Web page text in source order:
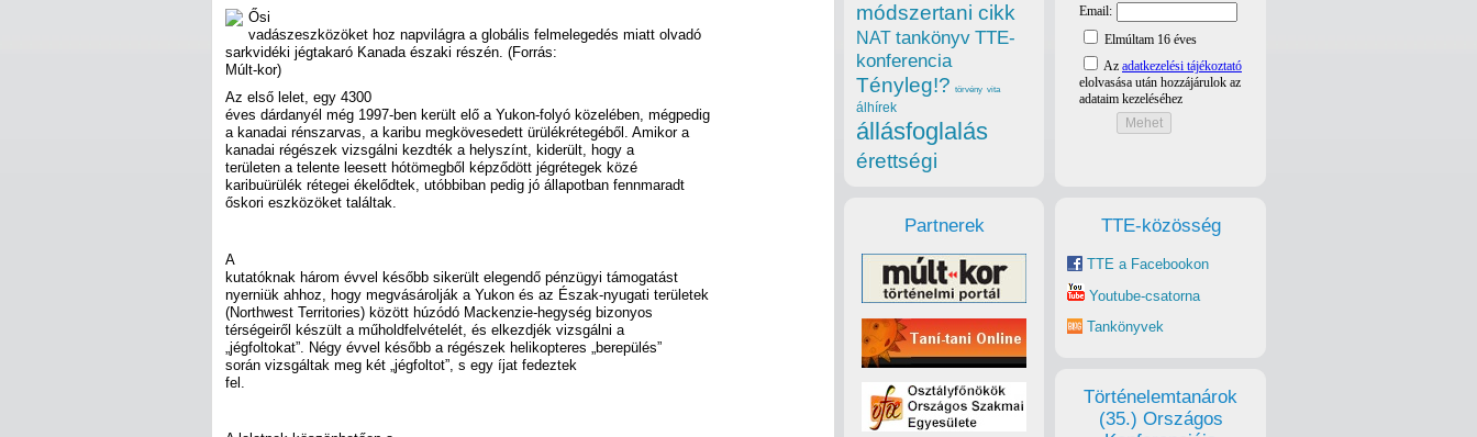
Ősi
vadászeszközöket hoz napvilágra a globális felmelegedés miatt olvadó
sarkvidéki jégtakaró Kanada északi részén. (Forrás:
Múlt-kor)
Az első lelet, egy 4300
éves dárdanyél még 1997-ben került elő a Yukon-folyó közelében, mégpedig
a kanadai rénszarvas, a karibu megkövesedett ürülékrétegéből. Amikor a
kanadai régészek vizsgálni kezdték a helyszínt, kiderült, hogy a
területen a telente leesett hótömegből képződött jégrétegek közé
karibuürülék rétegei ékelődtek, utóbbiban pedig jó állapotban fennmaradt
őskori eszközöket találtak.
A
kutatóknak három évvel később sikerült elegendő pénzügyi támogatást
nyerniük ahhoz, hogy megvásárolják a Yukon és az Észak-nyugati területek
(Northwest Territories) között húzódó Mackenzie-hegység bizonyos
térségeiről készült a műholdfelvételét, és elkezdjék vizsgálni a
„jégfoltokat”. Négy évvel később a régészek helikopteres „berepülés”
során vizsgáltak meg két „jégfoltot”, s egy íjat fedeztek
fel.
TTE-közösség
TTE a Facebookon
Youtube-csatorna
Tankönyvek
Történelemtanárok
(35.) Országos
módszertani cikk
NAT tankönyv TTE-
konferencia
Tényleg!? törvény vita
álhírek
állásfoglalás
érettségi
Partnerek